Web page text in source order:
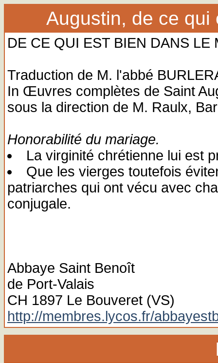
Augustin, de ce qui
DE CE QUI EST BIEN DANS LE
Traduction de M. l'abbé
In Œuvres complètes de Saint
sous la direction de M. Raulx,
Honorabilité du mariage.
La virginité chrétienne lui est
Que les vierges toutefois
patriarches qui ont vécu avec
conjugale.
Abbaye Saint Benoît
de Port-Valais
CH 1897 Le Bouveret (VS)
http://membres.lycos.fr/